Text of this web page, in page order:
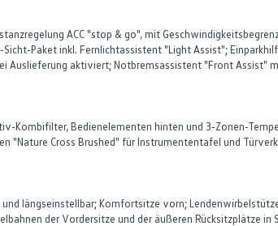
ACC "stop & go", mit
Paket inkl. Fernlichtassistent "Light Assist";
Auslieferung aktiviert; Notbremsassistent "Front Assist"
Kombifilter, Bedienelementen hinten und 3-Zonen-
Cross Brushed" für Instrumententafel und
längseinstellbar; Komfortsitze vorn;
der Vordersitze und der äußeren Rücksitzplätze